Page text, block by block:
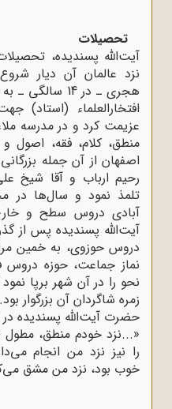
تحصیلات
آیت‌الله پسندیده،
هجری ـ در 14
افتخارالعلماء (استاد)
عزیمت کرد و در مدرسه
منطق، کلام، فقه، اصول
اصفهان از آن جمله
رحیم ارباب و آقا شیخ
تلمذ نمود و سال‌ها در
آبادی دروس سطح و
آیت‌الله پسندیده پس از
دروس حوزوی، به خمین
نماز جماعت، حوزه
نحو را در آن شهر برپا
زمره شاگردان آن بزرگوار بود.
حضرت آیت‌الله پسندیده
«...نزد خودم منطق، مطول
را نیز نزد من انجام
خوب بود، نزد من مشق